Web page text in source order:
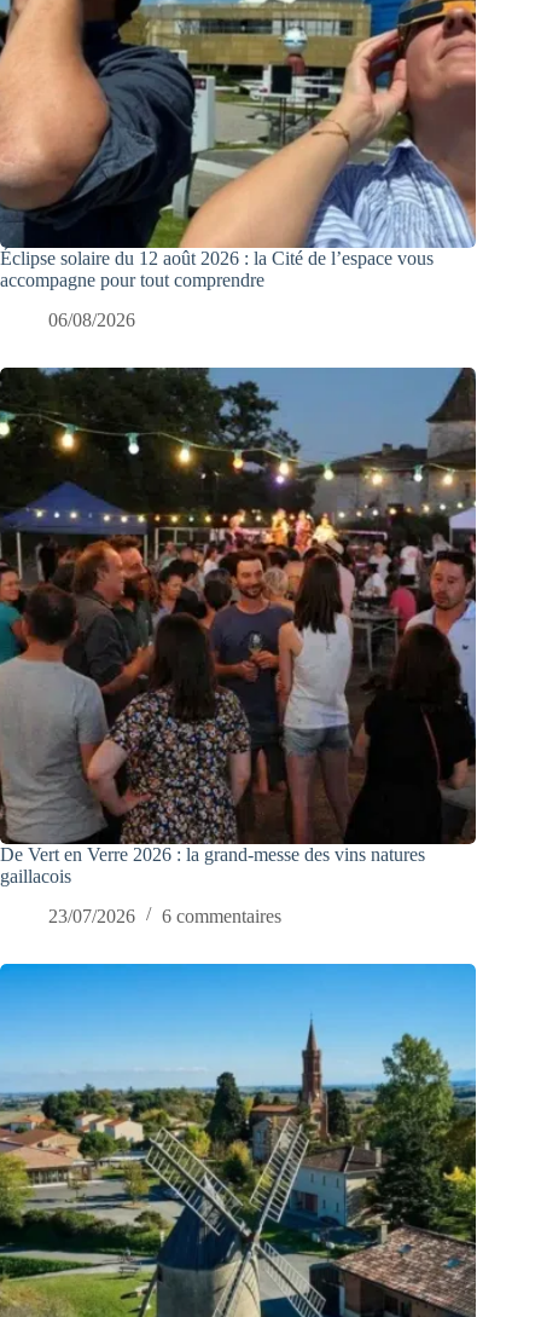
Éclipse solaire du 12 août 2026 : la Cité de l’espace vous
accompagne pour tout comprendre
06/08/2026
De Vert en Verre 2026 : la grand-messe des vins natures
gaillacois
23/07/2026
6 commentaires